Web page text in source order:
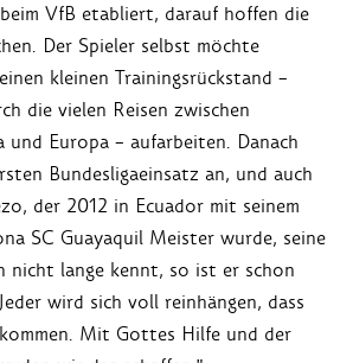
VfB etabliert, darauf hoffen die
Der Spieler selbst möchte
kleinen Trainingsrückstand –
die vielen Reisen zwischen
und Europa – aufarbeiten. Danach
Bundesligaeinsatz an, und auch
der 2012 in Ecuador mit seinem
SC Guayaquil Meister wurde, seine
nicht lange kennt, so ist er schon
wird sich voll reinhängen, dass
Mit Gottes Hilfe und der